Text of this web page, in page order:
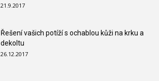
21.9.2017
Řešení vašich potíží s ochablou kůži na krku a
dekoltu
26.12.2017